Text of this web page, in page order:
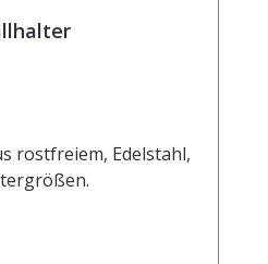
rostfreiem, Edelstahl,